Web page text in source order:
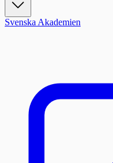
Svenska Akademien